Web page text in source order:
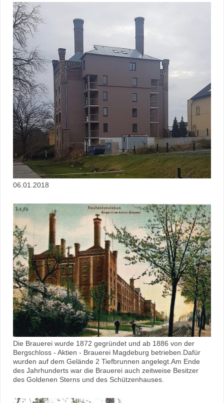
06.01.2018
Die Brauerei wurde 1872 gegründet und ab 1886 von der
Bergschloss - Aktien - Brauerei Magdeburg betrieben.Dafür
wurden auf dem Gelände 2 Tiefbrunnen angelegt.Am Ende
des Jahrhunderts war die Brauerei auch zeitweise Besitzer
des Goldenen Sterns und des Schützenhauses.